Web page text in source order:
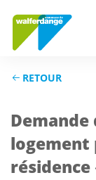
RETOUR
logement
résidence